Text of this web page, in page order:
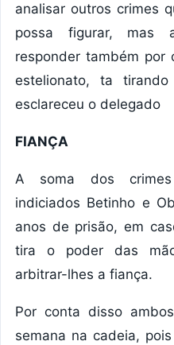
analisar outros crimes
possa figurar, mas
responder também por
estelionato, ta
esclareceu o delegado
FIANÇA
A soma dos
indiciados Betinho e
anos de prisão, em
tira o poder das
arbitrar-lhes a fiança.
Por conta disso
semana na cadeia,